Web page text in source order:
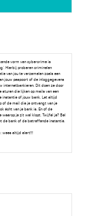
vorm van cybercrime is
Hierbij proberen criminelen
van jou te verzamelen zoals een
jouw paspoort of de inloggegevens
internetbankieren. Dit doen ze door
sturen die lijken op mails van een
instantie of jouw bank. Let altijd
of de mail die je ontvangt van je
écht van je bank is. En of de
waarop je zit wel klopt. Twijfel je? Bel
de bank of de betreffende instantie.
wees altijd alert!!!